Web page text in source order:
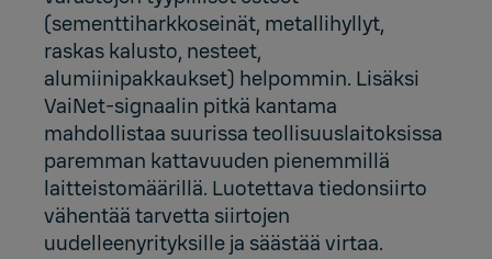
(sementtiharkkoseinät, metallihyllyt,
raskas kalusto, nesteet,
alumiinipakkaukset) helpommin. Lisäksi
VaiNet-signaalin pitkä kantama
mahdollistaa suurissa teollisuuslaitoksissa
paremman kattavuuden pienemmillä
laitteistomäärillä. Luotettava tiedonsiirto
vähentää tarvetta siirtojen
uudelleenyrityksille ja säästää virtaa.